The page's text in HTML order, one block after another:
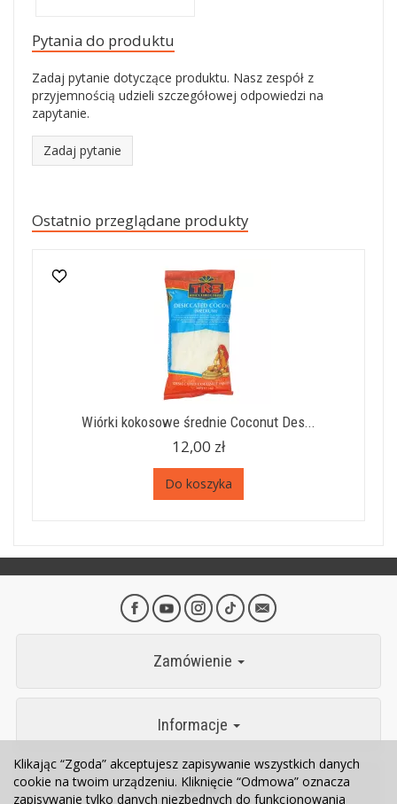
Pytania do produktu
Zadaj pytanie dotyczące produktu. Nasz zespół z
przyjemnością udzieli szczegółowej odpowiedzi na
zapytanie.
Zadaj pytanie
Ostatnio przeglądane produkty
Wiórki kokosowe średnie Coconut Des...
12,00 zł
Do koszyka
Zamówienie
Informacje
Kontakt
Klikając “Zgoda” akceptujesz zapisywanie wszystkich danych
cookie na twoim urządzeniu. Kliknięcie “Odmowa” oznacza
zapisywanie tylko danych niezbędnych do funkcjonowania